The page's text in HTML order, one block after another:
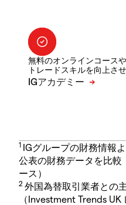
無料のオンラインコース
トレードスキルを向上さ
1 IGグループの財務情報
公表の財務データを比
ース）
2 外国為替取引業者との
（Investment Trends UK